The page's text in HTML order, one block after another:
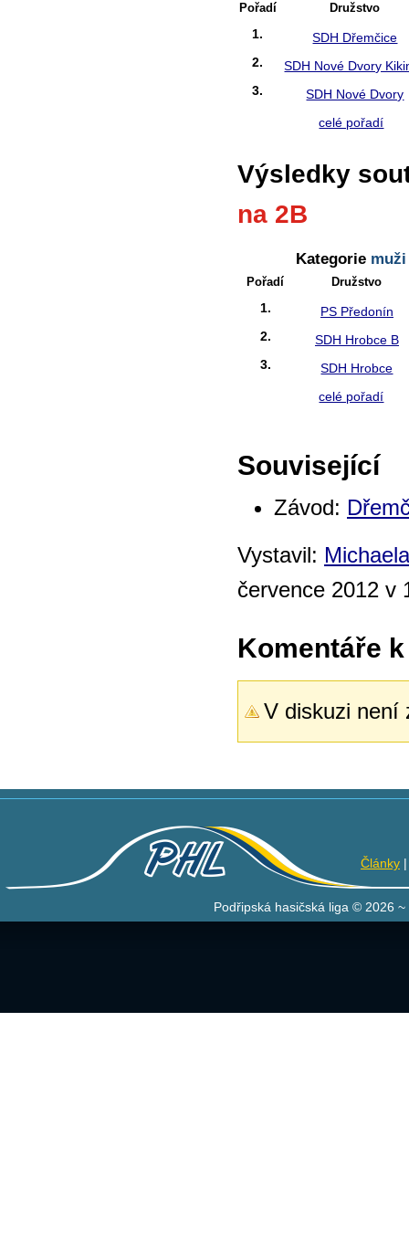
Pořadí Družstvo
1.
SDH Dřemčice
2.
SDH Nové Dvory
3.
SDH Nové Dvory
celé pořadí
Výsledky
na 2B
Kategorie muži
Pořadí Družstvo
1.
PS Předonín
2.
SDH Hrobce B
3.
SDH Hrobce
celé pořadí
Související
Závod:
Vystavil:
července 2012 v
Komentáře
V diskuzi není
Články
Podřipská hasičská liga © 2026